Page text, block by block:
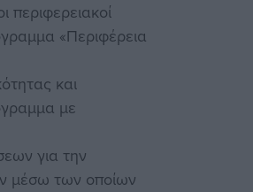
περιφερειακοί
«Περιφέρεια
και
με
για την
μέσω των οποίων